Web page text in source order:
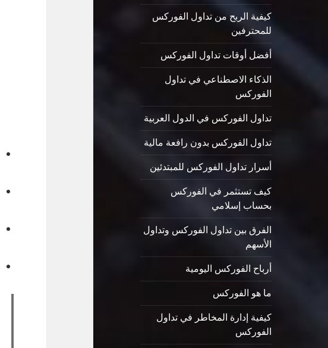
كيفية الربح من تداول الفوركس
للمحترفين
أفضل أوقات تداول الفوركس
الذكاء الاصطناعي في تداول
الفوركس
تداول الفوركس في الدول العربية
تداول الفوركس بدون رافعة مالية
أسرار تداول الفوركس للمبتدئين
كيف تستثمر في الفوركس
بحساب إسلامي
الفرق بين تداول الفوركس وتداول
الأسهم
أرباح الفوركس اليومية
ما هو الفوركس
كيفية إدارة المخاطر في تداول
الفوركس